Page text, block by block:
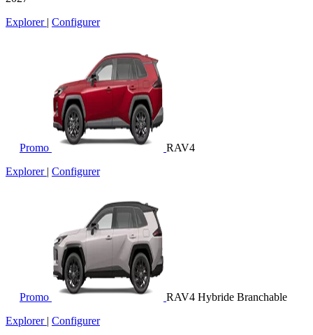
Explorer | Configurer
Promo
RAV4
Explorer | Configurer
Promo
RAV4 Hybride Branchable
Explorer | Configurer